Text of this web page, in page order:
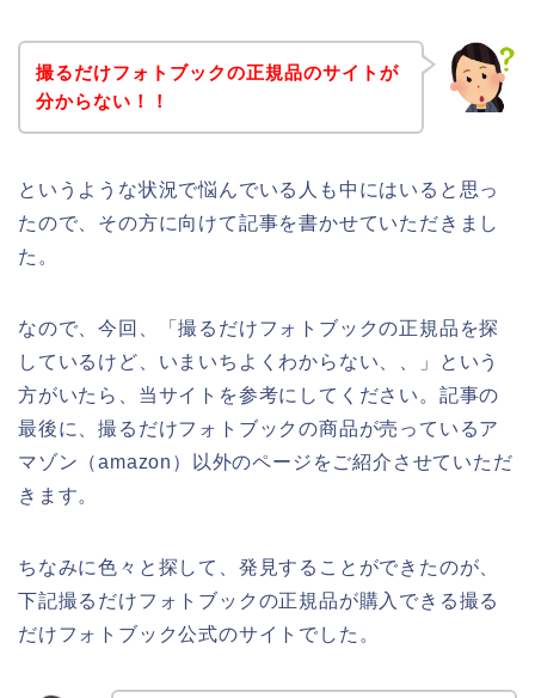
撮るだけフォトブックの正規品のサイトが
分からない！！
というような状況で悩んでいる人も中にはいると思っ
たので、その方に向けて記事を書かせていただきまし
た。
なので、今回、「撮るだけフォトブックの正規品を探
しているけど、いまいちよくわからない、、」という
方がいたら、当サイトを参考にしてください。記事の
最後に、撮るだけフォトブックの商品が売っているア
マゾン（amazon）以外のページをご紹介させていただ
きます。
ちなみに色々と探して、発見することができたのが、
下記撮るだけフォトブックの正規品が購入できる撮る
だけフォトブック公式のサイトでした。